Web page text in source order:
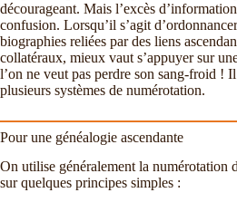
décourageant. Mais l’excès
confusion. Lorsqu’il s’agit
biographies reliées par des liens
collatéraux, mieux vaut s’appuyer sur
l’on ne veut pas perdre son sang-froid !
plusieurs systèmes de numérotation.
Pour une généalogie ascendante
On utilise généralement la numérotation
sur quelques principes simples :